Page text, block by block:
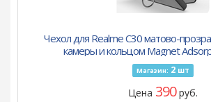
Чехол для Realme C30 матово-
камеры и кольцом Magnet
Магазин: 2 шт
Цена 390руб.